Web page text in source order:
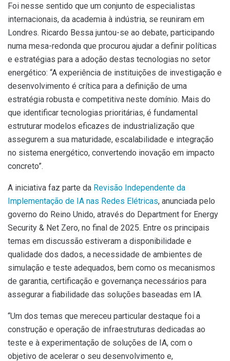
Foi nesse sentido que um conjunto de especialistas
internacionais, da academia à indústria, se reuniram em
Londres. Ricardo Bessa juntou-se ao debate, participando
numa mesa-redonda que procurou ajudar a definir políticas
e estratégias para a adoção destas tecnologias no setor
energético: “A experiência de instituições de investigação e
desenvolvimento é crítica para a definição de uma
estratégia robusta e competitiva neste domínio. Mais do
que identificar tecnologias prioritárias, é fundamental
estruturar modelos eficazes de industrialização que
assegurem a sua maturidade, escalabilidade e integração
no sistema energético, convertendo inovação em impacto
concreto”.
A iniciativa faz parte da Revisão Independente da
Implementação de IA nas Redes Elétricas, anunciada pelo
governo do Reino Unido, através do Department for Energy
Security & Net Zero, no final de 2025. Entre os principais
temas em discussão estiveram a disponibilidade e
qualidade dos dados, a necessidade de ambientes de
simulação e teste adequados, bem como os mecanismos
de garantia, certificação e governança necessários para
assegurar a fiabilidade das soluções baseadas em IA.
“Um dos temas que mereceu particular destaque foi a
construção e operação de infraestruturas dedicadas ao
teste e à experimentação de soluções de IA, com o
objetivo de acelerar o seu desenvolvimento e,